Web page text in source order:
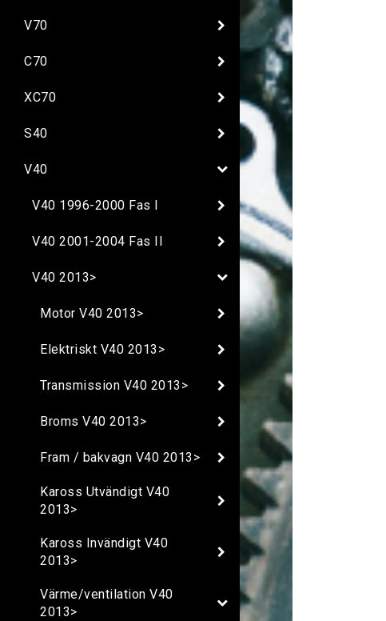
V70
C70
XC70
S40
V40
V40 1996-2000 Fas I
V40 2001-2004 Fas II
V40 2013>
Motor V40 2013>
Elektriskt V40 2013>
Transmission V40 2013>
Broms V40 2013>
Fram / bakvagn V40 2013>
Kaross Utvändigt V40
2013>
Kaross Invändigt V40
2013>
Värme/ventilation V40
2013>